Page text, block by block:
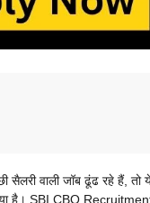
सैलरी वाली जॉब ढूंढ रहे
है। SBI CBO